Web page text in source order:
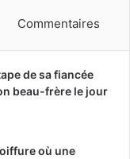
Commentaires
de sa fiancée
beau-frère le jour
où une